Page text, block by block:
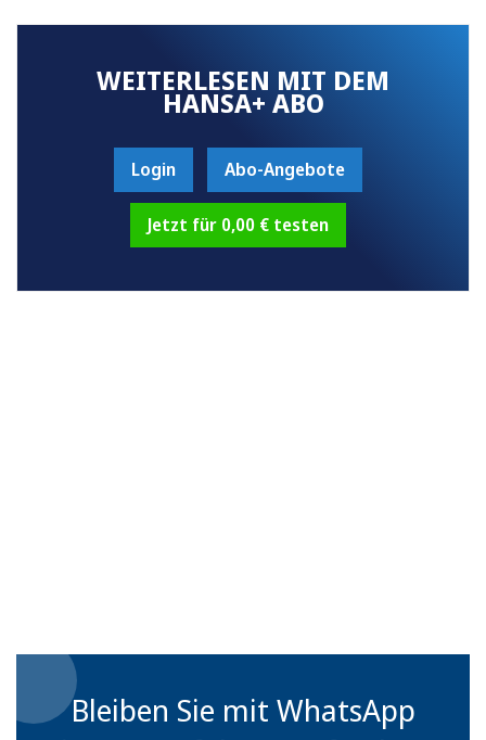
WEITERLESEN MIT DEM
HANSA+ ABO
Login Abo-Angebote
Jetzt für 0,00 € testen
Bleiben Sie mit WhatsApp